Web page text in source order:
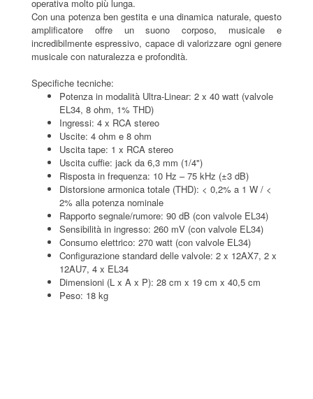
operativa molto più lunga.
Con una potenza ben gestita e una dinamica naturale, questo
amplificatore offre un suono corposo, musicale e
incredibilmente espressivo, capace di valorizzare ogni genere
musicale con naturalezza e profondità.
Specifiche tecniche:
Potenza in modalità Ultra-Linear: 2 x 40 watt (valvole
EL34, 8 ohm, 1% THD)
Ingressi: 4 x RCA stereo
Uscite: 4 ohm e 8 ohm
Uscita tape: 1 x RCA stereo
Uscita cuffie: jack da 6,3 mm (1/4")
Risposta in frequenza: 10 Hz – 75 kHz (±3 dB)
Distorsione armonica totale (THD): < 0,2% a 1 W / <
2% alla potenza nominale
Rapporto segnale/rumore: 90 dB (con valvole EL34)
Sensibilità in ingresso: 260 mV (con valvole EL34)
Consumo elettrico: 270 watt (con valvole EL34)
Configurazione standard delle valvole: 2 x 12AX7, 2 x
12AU7, 4 x EL34
Dimensioni (L x A x P): 28 cm x 19 cm x 40,5 cm
Peso: 18 kg